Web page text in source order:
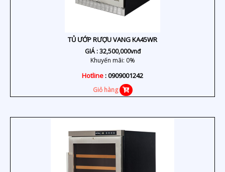
TỦ ƯỚP RƯỢU VANG KA45WR
GIÁ :32,500,000vnđ
Khuyến mãi: 0%
Hotline: 0909001242
Giỏ hàng